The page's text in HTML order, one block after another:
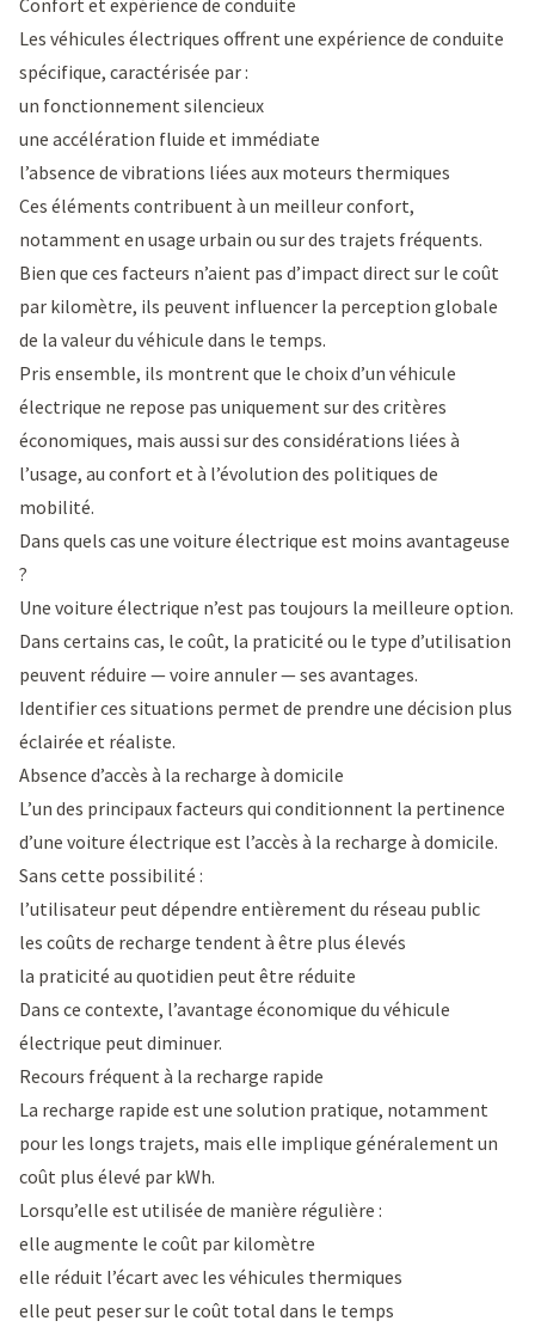
Confort et expérience de conduite
Les véhicules électriques offrent une expérience de conduite
spécifique, caractérisée par :
un fonctionnement silencieux
une accélération fluide et immédiate
l’absence de vibrations liées aux moteurs thermiques
Ces éléments contribuent à un meilleur confort,
notamment en usage urbain ou sur des trajets fréquents.
Bien que ces facteurs n’aient pas d’impact direct sur le coût
par kilomètre, ils peuvent influencer la perception globale
de la valeur du véhicule dans le temps.
Pris ensemble, ils montrent que le choix d’un véhicule
électrique ne repose pas uniquement sur des critères
économiques, mais aussi sur des considérations liées à
l’usage, au confort et à l’évolution des politiques de
mobilité.
Dans quels cas une voiture électrique est moins avantageuse
?
Une voiture électrique n’est pas toujours la meilleure option.
Dans certains cas, le coût, la praticité ou le type d’utilisation
peuvent réduire — voire annuler — ses avantages.
Identifier ces situations permet de prendre une décision plus
éclairée et réaliste.
Absence d’accès à la recharge à domicile
L’un des principaux facteurs qui conditionnent la pertinence
d’une voiture électrique est l’accès à la recharge à domicile.
Sans cette possibilité :
l’utilisateur peut dépendre entièrement du réseau public
les coûts de recharge tendent à être plus élevés
la praticité au quotidien peut être réduite
Dans ce contexte, l’avantage économique du véhicule
électrique peut diminuer.
Recours fréquent à la recharge rapide
La recharge rapide est une solution pratique, notamment
pour les longs trajets, mais elle implique généralement un
coût plus élevé par kWh.
Lorsqu’elle est utilisée de manière régulière :
elle augmente le coût par kilomètre
elle réduit l’écart avec les véhicules thermiques
elle peut peser sur le coût total dans le temps